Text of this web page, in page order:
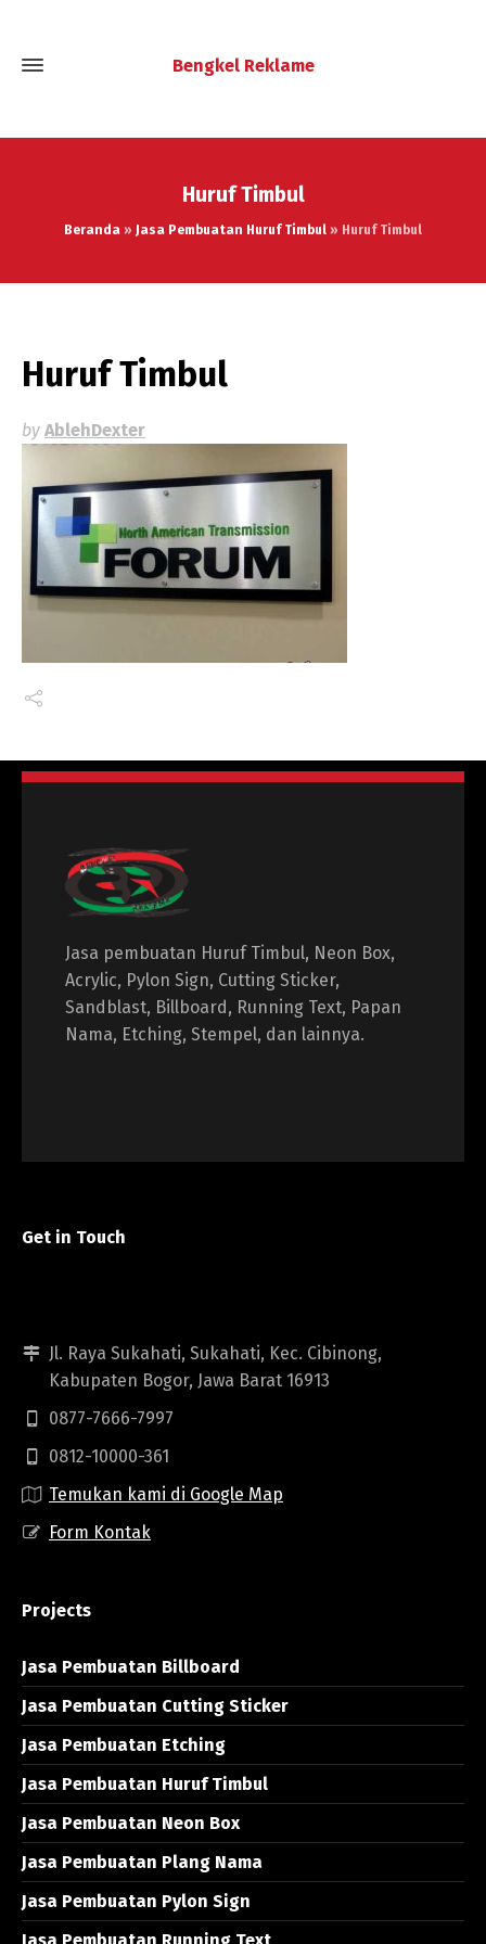
Bengkel Reklame
Huruf Timbul
Beranda » Jasa Pembuatan Huruf Timbul » Huruf Timbul
Huruf Timbul
by AblehDexter
Jasa pembuatan Huruf Timbul, Neon Box,
Acrylic, Pylon Sign, Cutting Sticker,
Sandblast, Billboard, Running Text, Papan
Nama, Etching, Stempel, dan lainnya.
Get in Touch
Jl. Raya Sukahati, Sukahati, Kec. Cibinong,
Kabupaten Bogor, Jawa Barat 16913
0877-7666-7997
0812-10000-361
Temukan kami di Google Map
Form Kontak
Projects
Jasa Pembuatan Billboard
Jasa Pembuatan Cutting Sticker
Jasa Pembuatan Etching
Jasa Pembuatan Huruf Timbul
Jasa Pembuatan Neon Box
Jasa Pembuatan Plang Nama
Jasa Pembuatan Pylon Sign
Jasa Pembuatan Running Text